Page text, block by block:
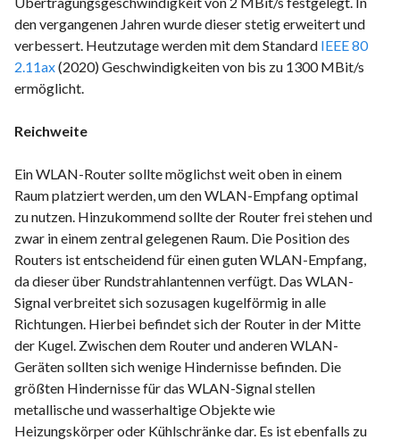
den vergangenen Jahren wurde dieser stetig erweitert und
verbessert. Heutzutage werden mit dem Standard IEEE 80
2.11ax(2020) Geschwindigkeiten von bis zu 1300 MBit/s
ermöglicht.
Reichweite
Ein WLAN-Router sollte möglichst weit oben in einem
Raum platziert werden, um den WLAN-Empfang optimal
zu nutzen. Hinzukommend sollte der Router frei stehen und
zwar in einem zentral gelegenen Raum. Die Position des
Routers ist entscheidend für einen guten WLAN-Empfang,
da dieser über Rundstrahlantennen verfügt. Das WLAN-
Signal verbreitet sich sozusagen kugelförmig in alle
Richtungen. Hierbei befindet sich der Router in der Mitte
der Kugel. Zwischen dem Router und anderen WLAN-
Geräten sollten sich wenige Hindernisse befinden. Die
größten Hindernisse für das WLAN-Signal stellen
metallische und wasserhaltige Objekte wie
Heizungskörper oder Kühlschränke dar. Es ist ebenfalls zu